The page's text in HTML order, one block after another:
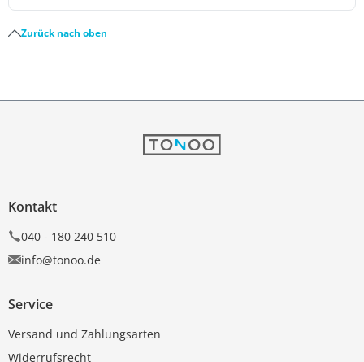
Zurück nach oben
Kontakt
040 - 180 240 510
info@tonoo.de
Service
Versand und Zahlungsarten
Widerrufsrecht